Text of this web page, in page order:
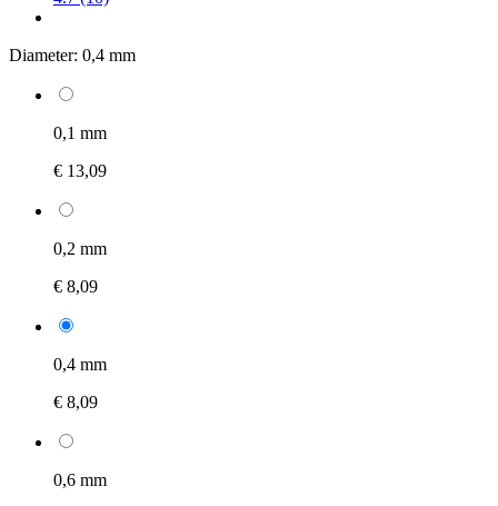
Diameter: 0,4 mm
0,1 mm
€ 13,09
0,2 mm
€ 8,09
0,4 mm
€ 8,09
0,6 mm